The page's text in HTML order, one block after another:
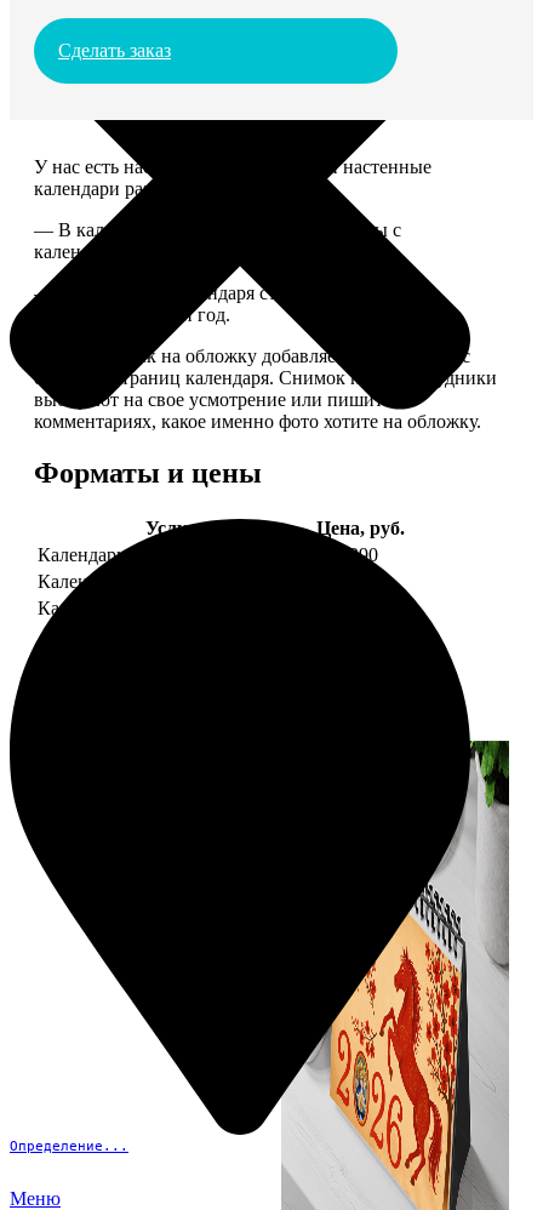
Определение...
Меню
Сделать заказ
У нас есть настольные, магнитные и настенные
календари разных размеров.
— В календаре 13 листов: обложка+листы с
календарной сеткой.
— Обложка для календаря стандартная, дизайн
обновляем каждый год.
— В кружочек на обложку добавляем фотографию с
одной из страниц календаря. Снимок наши сотрудники
выбирают на свое усмотрение или пишите в
комментариях, какое именно фото хотите на обложку.
Форматы и цены
Услуга
Цена, руб.
Календарь настенный
от 1290
Календарь "домик"
Календарь магнитный отрывной